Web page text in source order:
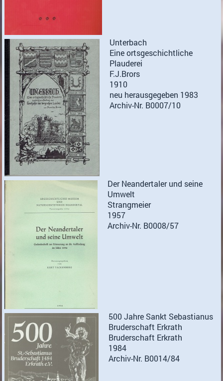
Unterbach
Eine ortsgeschichtliche
Plauderei
F.J.Brors
1910
neu herausgegeben 1983
Archiv-Nr. B0007/10
Der Neandertaler und seine
Umwelt
Strangmeier
1957
Archiv-Nr. B0008/57
500 Jahre Sankt Sebastianus
Bruderschaft Erkrath
Bruderschaft Erkrath
1984
Archiv-Nr. B0014/84